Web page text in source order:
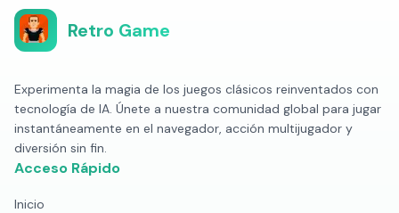
Retro Game
Experimenta la magia de los juegos clásicos reinventados con
tecnología de IA. Únete a nuestra comunidad global para jugar
instantáneamente en el navegador, acción multijugador y
diversión sin fin.
Acceso Rápido
Inicio